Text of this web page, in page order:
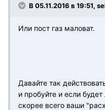
В 05.11.2016 в 19:51,
Или пост газ маловат.
Давайте так
и пробуйте и если
скорее всего ваши